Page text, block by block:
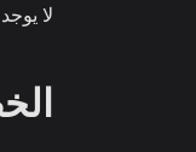
لا
الخطوة 2 — سجّل